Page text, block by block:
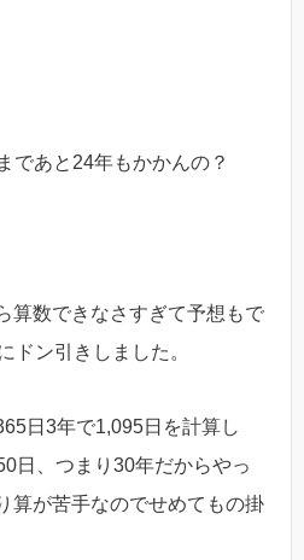
であと24年もかかんの？
算数できなさすぎて予想もで
ドン引きしました。
日3年で1,095日を計算し
日、つまり30年だからやっ
算が苦手なのでせめてもの掛